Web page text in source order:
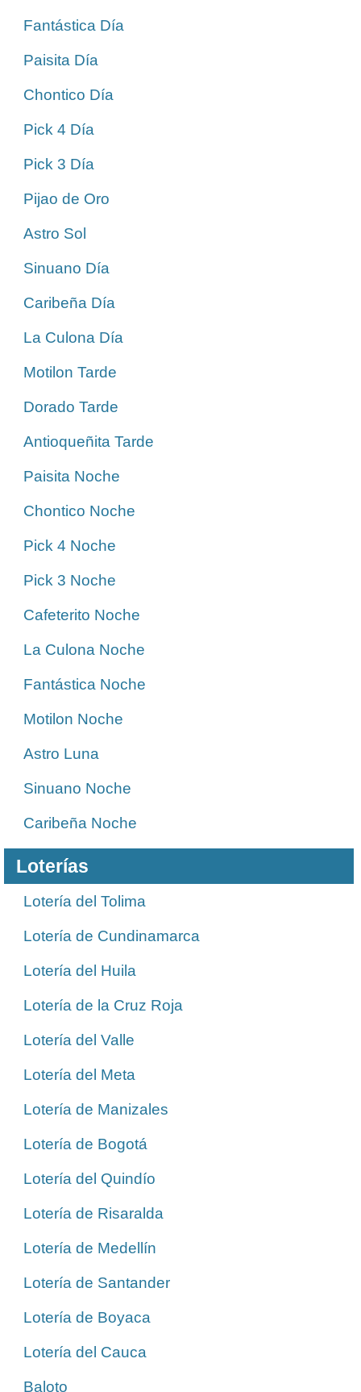
Fantástica Día
Paisita Día
Chontico Día
Pick 4 Día
Pick 3 Día
Pijao de Oro
Astro Sol
Sinuano Día
Caribeña Día
La Culona Día
Motilon Tarde
Dorado Tarde
Antioqueñita Tarde
Paisita Noche
Chontico Noche
Pick 4 Noche
Pick 3 Noche
Cafeterito Noche
La Culona Noche
Fantástica Noche
Motilon Noche
Astro Luna
Sinuano Noche
Caribeña Noche
Loterías
Lotería del Tolima
Lotería de Cundinamarca
Lotería del Huila
Lotería de la Cruz Roja
Lotería del Valle
Lotería del Meta
Lotería de Manizales
Lotería de Bogotá
Lotería del Quindío
Lotería de Risaralda
Lotería de Medellín
Lotería de Santander
Lotería de Boyaca
Lotería del Cauca
Baloto